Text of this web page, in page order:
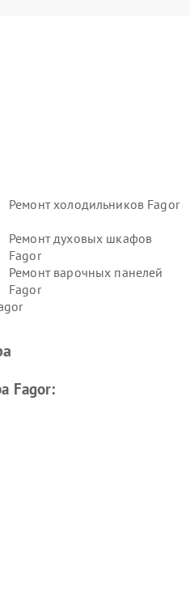
Ремонт холодильников Fagor
Ремонт духовых шкафов
Fagor
Ремонт варочных панелей
Fagor
Fagor: